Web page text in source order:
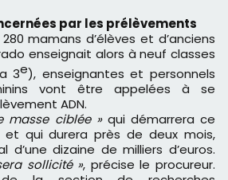
par les prélèvements
mamans d’élèves et d’anciens
enseignait alors à neuf classes
3e), enseignantes et personnels
vont être appelées à se
ADN.
masse ciblée »qui démarrera ce
et qui durera près de deux mois,
dizaine de milliers d’euros.
sollicité », précise le procureur.